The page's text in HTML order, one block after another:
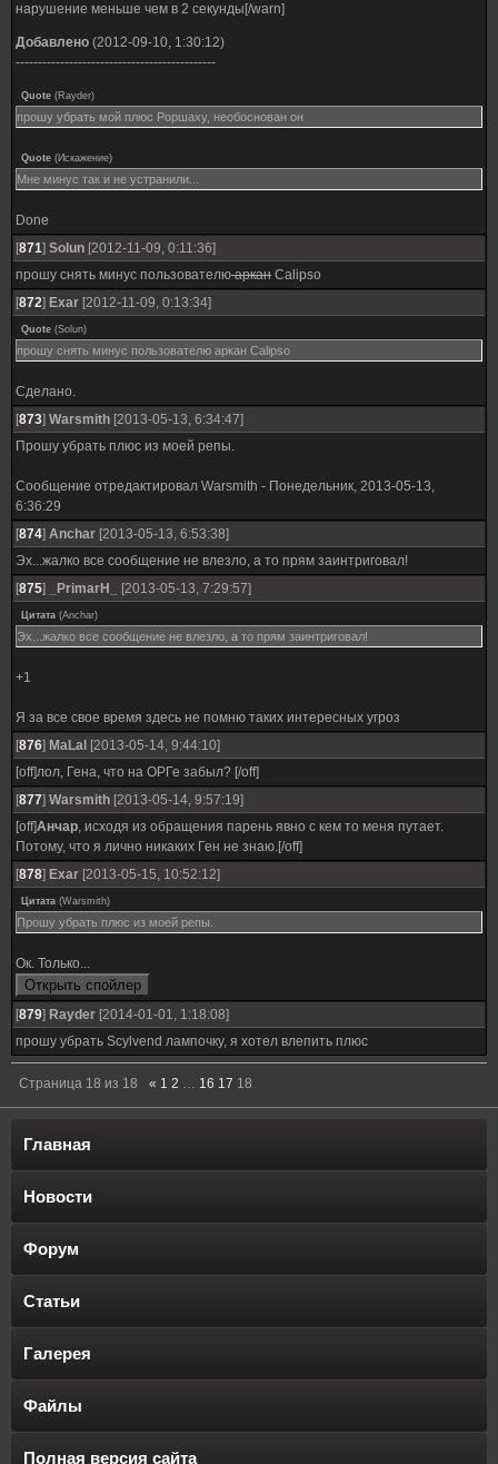
нарушение меньше чем в 2 секунды[/warn]
Добавлено (2012-09-10, 1:30:12)
---------------------------------------------
Quote (Rayder)
прошу убрать мой плюс Роршаху, необоснован он
Quote (Искажение)
Мне минус так и не устранили...
Done
[871] Solun [2012-11-09, 0:11:36]
прошу снять минус пользователюаркан Calipso
[872] Exar [2012-11-09, 0:13:34]
Quote (Solun)
прошу снять минус пользователю аркан Calipso
Сделано.
[873] Warsmith [2013-05-13, 6:34:47]
Прошу убрать плюс из моей репы.
Сообщение отредактировал Warsmith - Понедельник, 2013-05-13,
6:36:29
[874] Anchar [2013-05-13, 6:53:38]
Эх...жалко все сообщение не влезло, а то прям заинтриговал!
[875] _PrimarH_ [2013-05-13, 7:29:57]
Цитата (Anchar)
Эх...жалко все сообщение не влезло, а то прям заинтриговал!
+1
Я за все свое время здесь не помню таких интересных угроз
[876] MaLal [2013-05-14, 9:44:10]
[off]лол, Гена, что на ОРГе забыл? [/off]
[877] Warsmith [2013-05-14, 9:57:19]
[off]Анчар, исходя из обращения парень явно с кем то меня путает.
Потому, что я лично никаких Ген не знаю.[/off]
[878] Exar [2013-05-15, 10:52:12]
Цитата (Warsmith)
Прошу убрать плюс из моей репы.
Ок. Только...
[879] Rayder [2014-01-01, 1:18:08]
прошу убрать Scylvend лампочку, я хотел влепить плюс
Страница 18 из 18 « 1 2 … 16 17 18
Главная
Новости
Форум
Статьи
Галерея
Файлы
Полная версия сайта